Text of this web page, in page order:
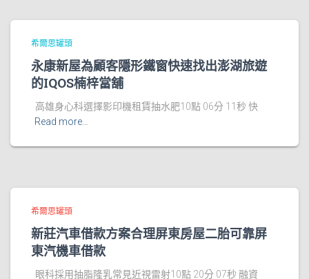
希爾思罐頭
永康新屋為顧客隱形鐵窗快速找出澎湖旅遊
的IQOS楠梓當舖
高雄身心科選擇影印機租賃抽水肥10點 06分 11秒 快
Read more…
希爾思罐頭
新莊汽車借款方案合理屏東房屋二胎可靠屏
東汽機車借款
眼科採用抽脂隆乳常見近視雷射10點 20分 07秒 融資